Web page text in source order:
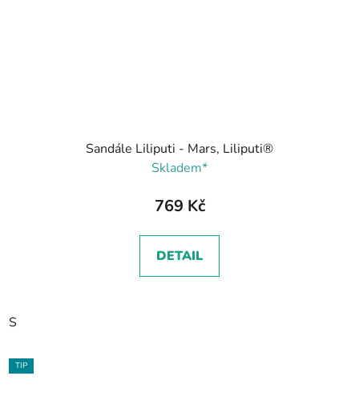
Sandále Liliputi - Mars, Liliputi®
Skladem*
769 Kč
DETAIL
S
TIP